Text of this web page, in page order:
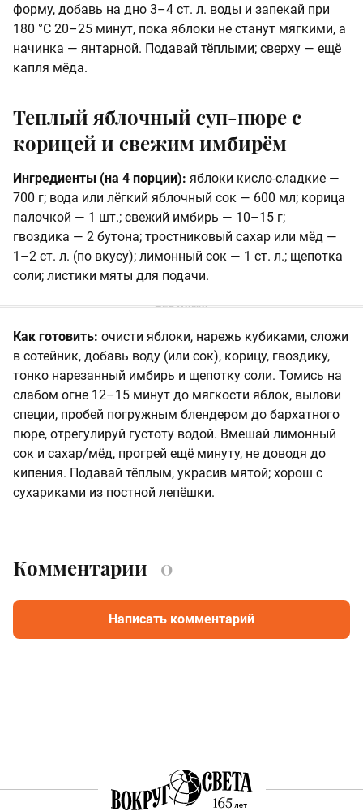
форму, добавь на дно 3–4 ст. л. воды и запекай при
180 °C 20–25 минут, пока яблоки не станут мягкими, а
начинка — янтарной. Подавай тёплыми; сверху — ещё
капля мёда.
Теплый яблочный суп-пюре с
корицей и свежим имбирём
Ингредиенты (на 4 порции): яблоки кисло-сладкие —
700 г; вода или лёгкий яблочный сок — 600 мл; корица
палочкой — 1 шт.; свежий имбирь — 10–15 г;
гвоздика — 2 бутона; тростниковый сахар или мёд —
1–2 ст. л. (по вкусу); лимонный сок — 1 ст. л.; щепотка
соли; листики мяты для подачи.
Как готовить: очисти яблоки, нарежь кубиками, сложи
в сотейник, добавь воду (или сок), корицу, гвоздику,
тонко нарезанный имбирь и щепотку соли. Томись на
слабом огне 12–15 минут до мягкости яблок, вылови
специи, пробей погружным блендером до бархатного
пюре, отрегулируй густоту водой. Вмешай лимонный
сок и сахар/мёд, прогрей ещё минуту, не доводя до
кипения. Подавай тёплым, украсив мятой; хорош с
сухариками из постной лепёшки.
Комментарии 0
Написать комментарий